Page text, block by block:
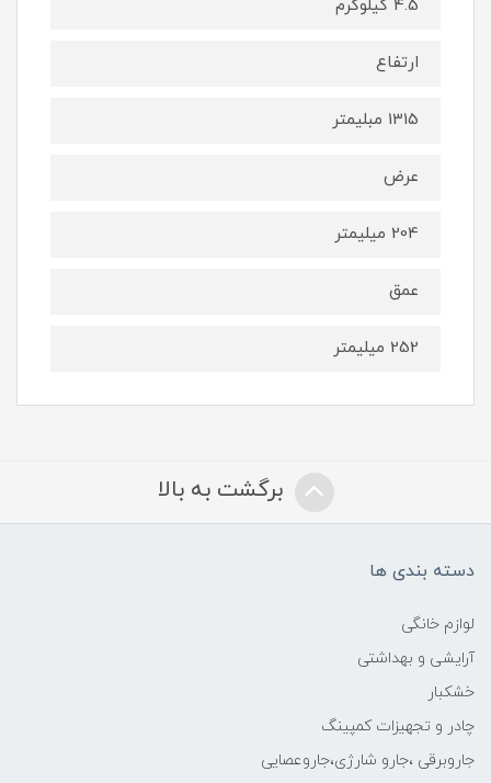
4.5 کیلوگرم
ارتفاع
1315 مبلیمتر
عرض
204 میلیمتر
عمق
252 میلیمتر
برگشت به بالا
دسته بندی ها
لوازم خانگی
آرایشی و بهداشتی
خشکبار
چادر و تجهیزات کمپینگ
جاروبرقی ،جارو شارژی،جاروعصایی